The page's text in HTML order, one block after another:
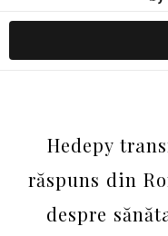
Hedepy
răspuns din
despre